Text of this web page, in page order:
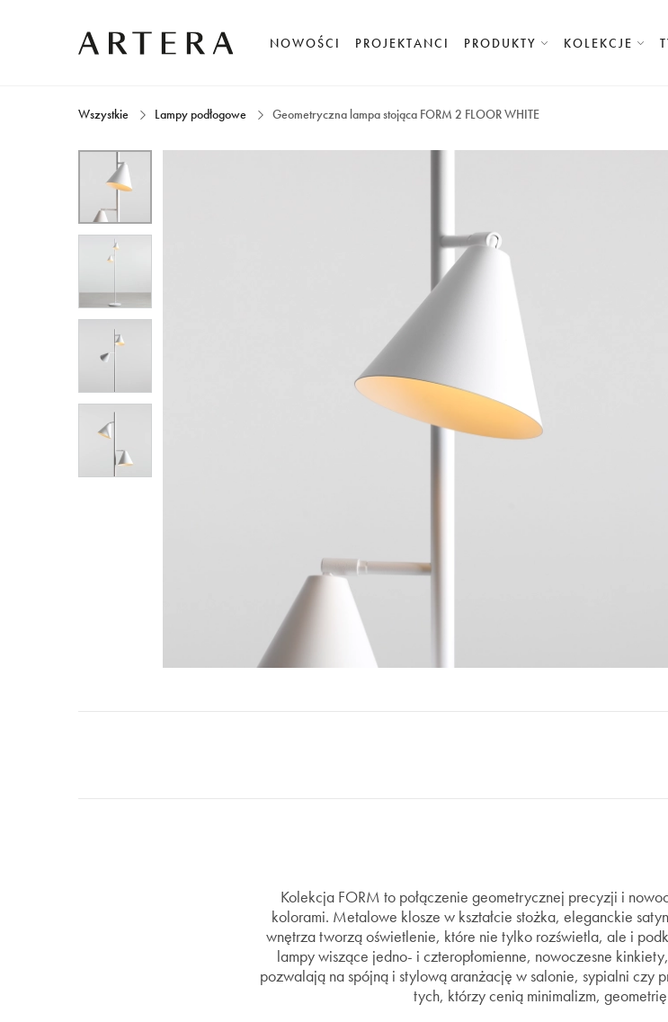
NOWOŚCI PROJEKTANCI PRODUKTY KOLEKCJE
Wszystkie Lampy podłogowe Geometryczna lampa stojąca FORM 2 FLOOR WHITE
Kolekcja FORM to połączenie geometrycznej precyzji i
kolorami. Metalowe klosze w kształcie stożka, eleganckie
wnętrza tworzą oświetlenie, które nie tylko rozświetla, ale i
lampy wiszące jedno- i czteropłomienne, nowoczesne
pozwalają na spójną i stylową aranżację w salonie, sypialni czy
tych, którzy cenią minimalizm,